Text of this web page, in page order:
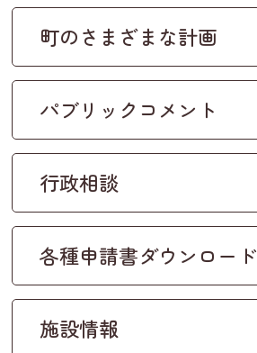
町のさまざまな計画
パブリックコメント
行政相談
各種申請書ダウンロード
施設情報